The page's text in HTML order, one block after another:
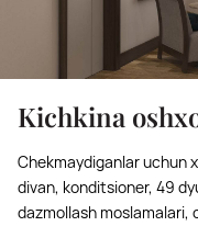
Kichkina
Chekmaydiganlar uchun
divan, konditsioner, 49
dazmollash moslamalari,